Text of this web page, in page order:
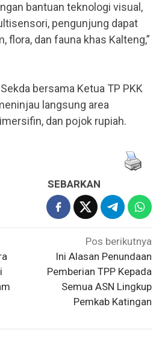
bantuan teknologi visual,
pengunjung dapat
flora, dan fauna khas Kalteng,”
bersama Ketua TP PKK
langsung area
dan pojok rupiah.
SEBARKAN
Pos berikutnya
Ini Alasan Penundaan
Pemberian TPP Kepada
Semua ASN Lingkup
Pemkab Katingan